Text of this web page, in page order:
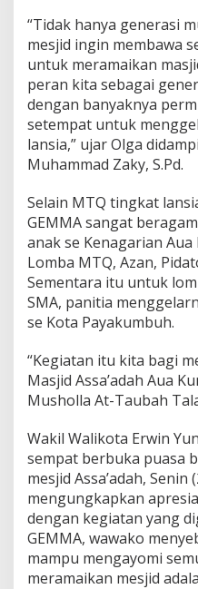
k
a
W
a
w
a
k
o
e
b
a
t
S
e
k
“Tidak hanya generasi
mesjid ingin membawa
untuk meramaikan
peran kita sebagai
dengan banyaknya
setempat untuk
lansia,” ujar Olga
Muhammad Zaky, S.Pd.
Selain MTQ tingkat
GEMMA sangat
anak se Kenagarian
Lomba MTQ, Azan,
Sementara itu untuk
SMA, panitia
se Kota Payakumbuh.
“Kegiatan itu kita bagi
Masjid Assa’adah Aua
Musholla At-Taubah
Wakil Walikota Erwin
sempat berbuka puasa
mesjid Assa’adah, Senin
mengungkapkan
dengan kegiatan yang
GEMMA, wawako
mampu mengayomi
meramaikan mesjid